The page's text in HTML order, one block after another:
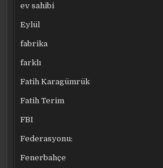
ev sahibi
Eylül
fabrika
farklı
Fatih Karagümrük
Fatih Terim
FBI
Federasyonu:
Fenerbahçe